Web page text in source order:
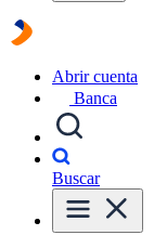
Abrir cuenta
Banca
Buscar